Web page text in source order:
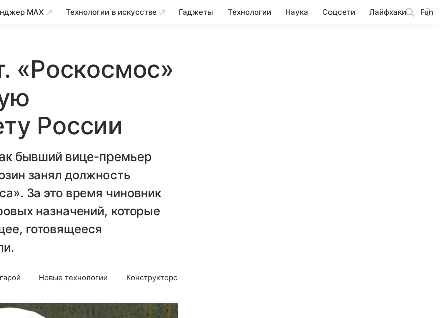
MAX Технологии в искусстве Гаджеты Технологии Наука Соцсети Лайфхаки Fun
«Роскосмос»
России
бывший вице-премьер
занял должность
За это время чиновник
назначений, которые
готовящееся
Новые технологии Конструкторский центр